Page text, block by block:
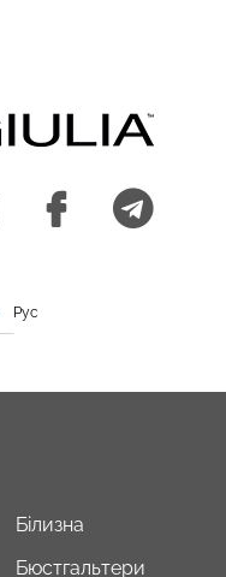
Рус
Білизна
Бюстгальтери